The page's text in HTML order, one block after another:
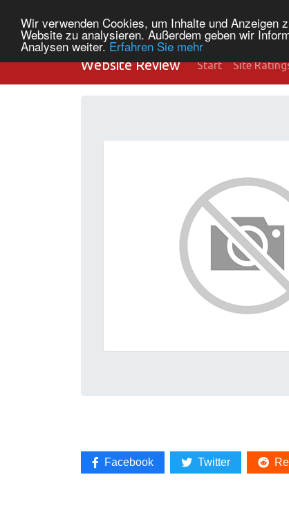
Wir verwenden Cookies, um Inhalte und Anzeigen
Website zu analysieren. Außerdem geben wir
Analysen weiter. Erfahren Sie mehr
Website Review Start Site
Facebook Twitter